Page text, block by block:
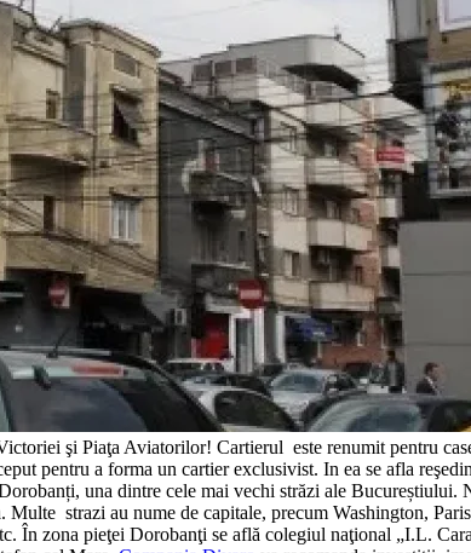
şi Piaţa Aviatorilor! Cartierul este renumit pentru
pentru a forma un cartier exclusivist. In ea se afla
una dintre cele mai vechi străzi ale Bucureștiului.
strazi au nume de capitale, precum Washington,
În zona pieţei Dorobanţi se află colegiul naţional „I.L.